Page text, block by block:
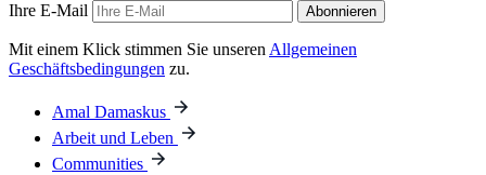
Ihre E-Mail Abonnieren
Mit einem Klick stimmen Sie unseren Allgemeinen
Geschäftsbedingungen zu.
Amal Damaskus
Arbeit und Leben
Communities